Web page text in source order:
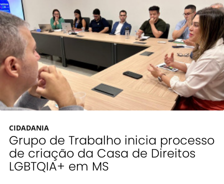
CIDADANIA
Grupo de Trabalho inicia processo
de criação da Casa de Direitos
LGBTQIA+ em MS